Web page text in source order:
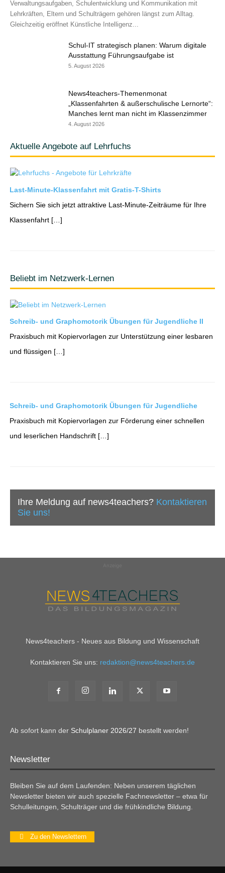
Verwaltungsaufgaben, Schulentwicklung und Kommunikation mit
Lehrkräften, Eltern und Schulträgern gehören längst zum Alltag.
Gleichzeitig eröffnet Künstliche Intelligenz...
Schul-IT strategisch planen: Warum digitale
Ausstattung Führungsaufgabe ist
5. August 2026
News4teachers-Themenmonat
„Klassenfahrten & außerschulische Lernorte“:
Manches lernt man nicht im Klassenzimmer
4. August 2026
Aktuelle Angebote auf Lehrfuchs
Last-Minute-Klassenfahrt mit Gratis-T-Shirts
Sichern Sie sich jetzt attraktive Last-Minute-Zeiträume für Ihre
Klassenfahrt […]
Beliebt im Netzwerk-Lernen
Schreib- und Graphomotorik Übungen für Jugendliche II
Praxisbuch mit Kopiervorlagen zur Unterstützung einer lesbaren
und flüssigen […]
Schreib- und Graphomotorik Übungen für Jugendliche
Praxisbuch mit Kopiervorlagen zur Förderung einer schnellen
und leserlichen Handschrift […]
Ihre Meldung auf news4teachers? Kontaktieren
Sie uns!
News4teachers - Neues aus Bildung und Wissenschaft
Kontaktieren Sie uns: redaktion@news4teachers.de
Ab sofort kann der Schulplaner 2026/27 bestellt werden!
Newsletter
Bleiben Sie auf dem Laufenden: Neben unserem täglichen
Newsletter bieten wir auch spezielle Fachnewsletter – etwa für
Schulleitungen, Schulträger und die frühkindliche Bildung.
Zu den Newslettern